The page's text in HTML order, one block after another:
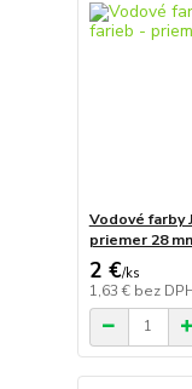
Vodové farby
priemer 28
2 €/ks
1,63 € bez